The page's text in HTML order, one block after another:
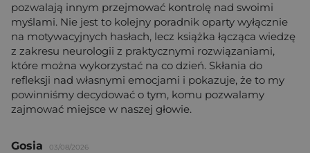
pozwalają innym przejmować kontrolę nad swoimi
myślami. Nie jest to kolejny poradnik oparty wyłącznie
na motywacyjnych hasłach, lecz książka łącząca wiedzę
z zakresu neurologii z praktycznymi rozwiązaniami,
które można wykorzystać na co dzień. Skłania do
refleksji nad własnymi emocjami i pokazuje, że to my
powinniśmy decydować o tym, komu pozwalamy
zajmować miejsce w naszej głowie.
Gosia 03/08/2026